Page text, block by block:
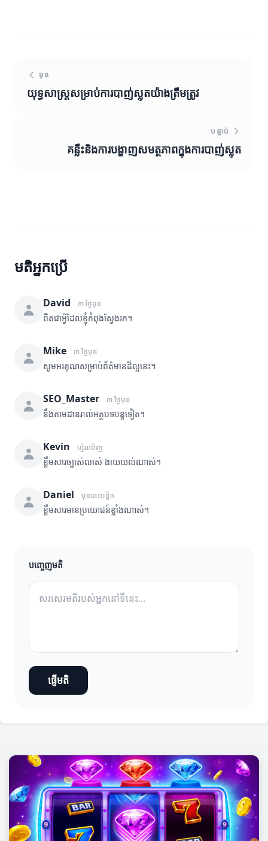
មុន
យុទ្ធសាស្ត្រសម្រាប់ការបាញ់ស្លុតយ៉ាងត្រឹមត្រូវ
បន្ទាប់
គន្លឹះនិងការបង្ហាញសមត្ថភាពក្នុងការបាញ់ស្លុត
មតិអ្នកប្រើ
David ៣ ថ្ងៃមុន
ពិតជាអ្វីដែលខ្ញុំកំពុងស្វែងរក។
Mike ៣ ថ្ងៃមុន
សូមអរគុណសម្រាប់ព័ត៌មានដ៏ល្អនេះ។
SEO_Master ៣ ថ្ងៃមុន
នឹងតាមដានរាល់អត្ថបទបន្តទៀត។
Kevin ម្សិលមិញ
ខ្លឹមសារច្បាស់លាស់ ងាយយល់ណាស់។
Daniel មុននេះបន្តិច
ខ្លឹមសារមានប្រយោជន៍ខ្លាំងណាស់។
បញ្ចេញមតិ
ផ្ញើមតិ